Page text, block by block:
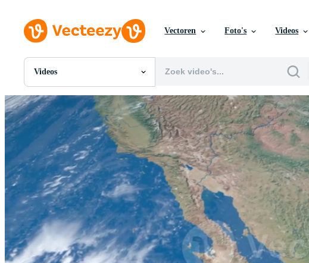
Vectoren Foto's Videos
Videos
Alle Afbeeldingen
Foto's
PNGs
PSDs
SVGs
Sjablonen
Vectoren
Videos
Motion graphics
Redactionele Afbeeldingen
Redactionele Evenementen